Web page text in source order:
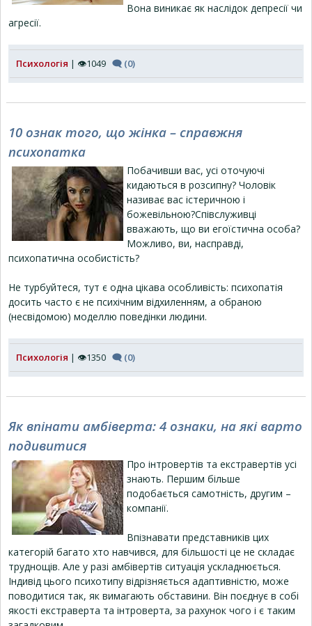
Вона виникає як наслідок депресії чи
агресії.
Психологія | 👁1049 🗨 (0)
10 ознак того, що жінка – справжня
психопатка
Побачивши вас, усі оточуючі
кидаються в розсипну? Чоловік
називає вас істеричною і
божевільною?Співслуживці
вважають, що ви егоїстична особа?
Можливо, ви, насправді,
психопатична особистість?
Не турбуйтеся, тут є одна цікава особливість: психопатія
досить часто є не психічним відхиленням, а обраною
(несвідомою) моделлю поведінки людини.
Психологія | 👁1350 🗨 (0)
Як впінати амбіверта: 4 ознаки, на які варто
подивитися
Про інтровертів та екстравертів усі
знають. Першим більше
подобається самотність, другим –
компанії.
Впізнавати представників цих
категорій багато хто навчився, для більшості це не складає
труднощів. Але у разі амбівертів ситуація ускладнюється.
Індивід цього психотипу відрізняється адаптивністю, може
поводитися так, як вимагають обставини. Він поєднує в собі
якості екстраверта та інтроверта, за рахунок чого і є таким